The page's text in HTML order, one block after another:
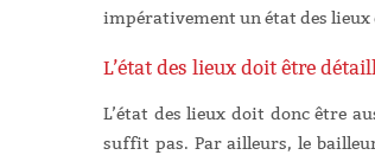
impérativement un état des
L’état des lieux doit être
L’état des lieux doit donc être
suffit pas. Par ailleurs, le